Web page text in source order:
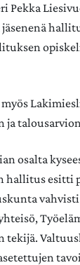
Pekka
jäsenenä
osalta
hallitus esitti
yhteisö,
tekijä.